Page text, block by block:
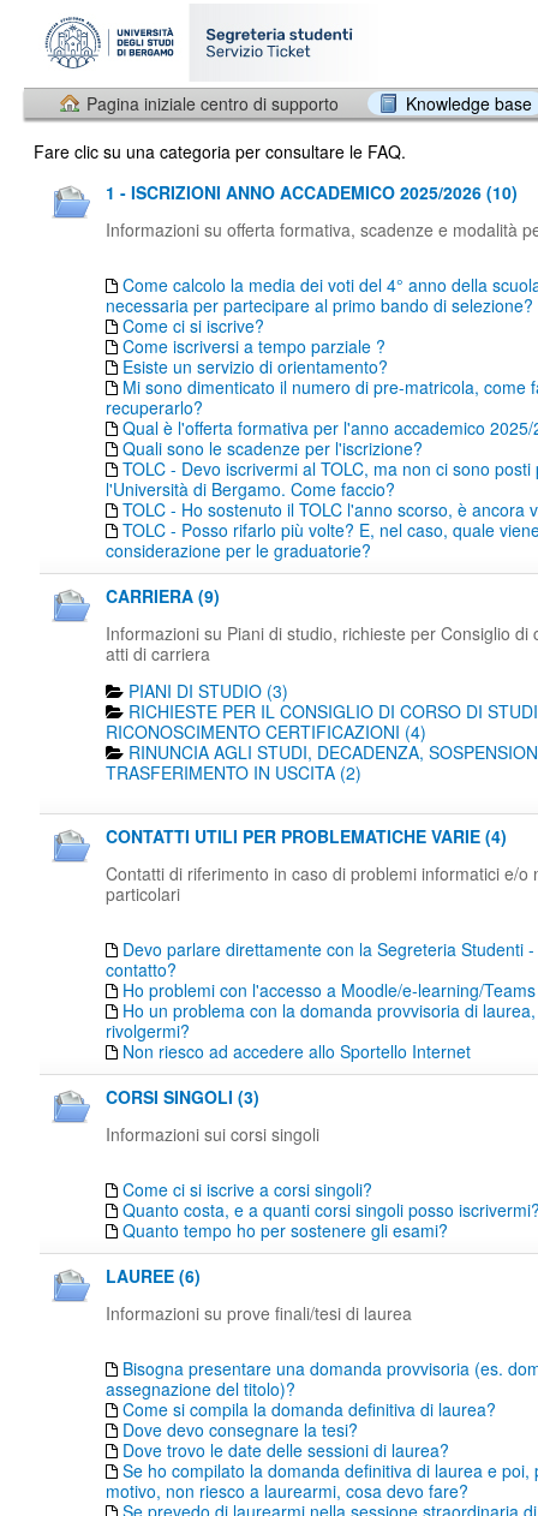
Pagina iniziale centro di supporto
Knowledge base
Fare clic su una categoria per consultare le FAQ.
1 - ISCRIZIONI ANNO ACCADEMICO 2025/2026 (10)
Informazioni su offerta formativa, scadenze e modalità
Come calcolo la media dei voti del 4° anno della
necessaria per partecipare al primo bando di selezione?
Come ci si iscrive?
Come iscriversi a tempo parziale ?
Esiste un servizio di orientamento?
Mi sono dimenticato il numero di pre-matricola, come
recuperarlo?
Qual è l'offerta formativa per l'anno accademico
Quali sono le scadenze per l'iscrizione?
TOLC - Devo iscrivermi al TOLC, ma non ci sono posti
l'Università di Bergamo. Come faccio?
TOLC - Ho sostenuto il TOLC l'anno scorso, è ancora
TOLC - Posso rifarlo più volte? E, nel caso, quale
considerazione per le graduatorie?
CARRIERA (9)
Informazioni su Piani di studio, richieste per Consiglio di
atti di carriera
PIANI DI STUDIO (3)
RICHIESTE PER IL CONSIGLIO DI CORSO DI
RICONOSCIMENTO CERTIFICAZIONI (4)
RINUNCIA AGLI STUDI, DECADENZA,
TRASFERIMENTO IN USCITA (2)
CONTATTI UTILI PER PROBLEMATICHE VARIE (4)
Contatti di riferimento in caso di problemi informatici e/o
particolari
Devo parlare direttamente con la Segreteria Studenti
contatto?
Ho problemi con l'accesso a Moodle/e-learning/Teams
Ho un problema con la domanda provvisoria di
rivolgermi?
Non riesco ad accedere allo Sportello Internet
CORSI SINGOLI (3)
Informazioni sui corsi singoli
Come ci si iscrive a corsi singoli?
Quanto costa, e a quanti corsi singoli posso
Quanto tempo ho per sostenere gli esami?
LAUREE (6)
Informazioni su prove finali/tesi di laurea
Bisogna presentare una domanda provvisoria (es.
assegnazione del titolo)?
Come si compila la domanda definitiva di laurea?
Dove devo consegnare la tesi?
Dove trovo le date delle sessioni di laurea?
Se ho compilato la domanda definitiva di laurea e poi,
motivo, non riesco a laurearmi, cosa devo fare?
Se prevedo di laurearmi nella sessione straordinaria